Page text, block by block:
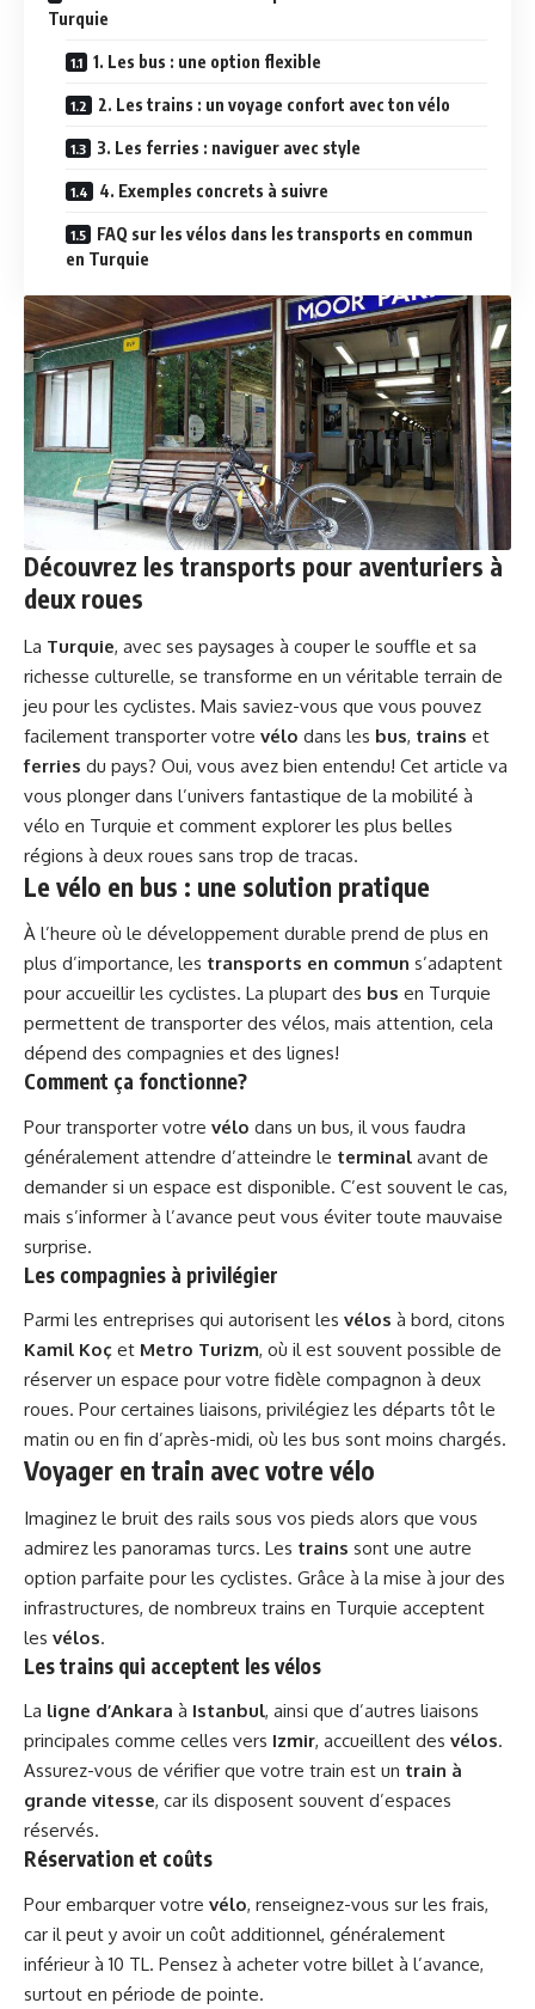
Turquie
1. Les bus : une option flexible
2. Les trains : un voyage confort avec ton vélo
3. Les ferries : naviguer avec style
4. Exemples concrets à suivre
FAQ sur les vélos dans les transports en commun
en Turquie
Découvrez les transports pour aventuriers à
deux roues
La Turquie, avec ses paysages à couper le souffle et sa
richesse culturelle, se transforme en un véritable terrain de
jeu pour les cyclistes. Mais saviez-vous que vous pouvez
facilement transporter votre vélo dans les bus, trains et
ferries du pays? Oui, vous avez bien entendu! Cet article va
vous plonger dans l’univers fantastique de la mobilité à
vélo en Turquie et comment explorer les plus belles
régions à deux roues sans trop de tracas.
Le vélo en bus : une solution pratique
À l’heure où le développement durable prend de plus en
plus d’importance, les transports en commun s’adaptent
pour accueillir les cyclistes. La plupart des bus en Turquie
permettent de transporter des vélos, mais attention, cela
dépend des compagnies et des lignes!
Comment ça fonctionne?
Pour transporter votre vélo dans un bus, il vous faudra
généralement attendre d’atteindre le terminal avant de
demander si un espace est disponible. C’est souvent le cas,
mais s’informer à l’avance peut vous éviter toute mauvaise
surprise.
Les compagnies à privilégier
Parmi les entreprises qui autorisent les vélos à bord, citons
Kamil Koç et Metro Turizm, où il est souvent possible de
réserver un espace pour votre fidèle compagnon à deux
roues. Pour certaines liaisons, privilégiez les départs tôt le
matin ou en fin d’après-midi, où les bus sont moins chargés.
Voyager en train avec votre vélo
Imaginez le bruit des rails sous vos pieds alors que vous
admirez les panoramas turcs. Les trains sont une autre
option parfaite pour les cyclistes. Grâce à la mise à jour des
infrastructures, de nombreux trains en Turquie acceptent
les vélos.
Les trains qui acceptent les vélos
La ligne d’Ankara à Istanbul, ainsi que d’autres liaisons
principales comme celles vers Izmir, accueillent des vélos.
Assurez-vous de vérifier que votre train est un train à
grande vitesse, car ils disposent souvent d’espaces
réservés.
Réservation et coûts
Pour embarquer votre vélo, renseignez-vous sur les frais,
car il peut y avoir un coût additionnel, généralement
inférieur à 10 TL. Pensez à acheter votre billet à l’avance,
surtout en période de pointe.